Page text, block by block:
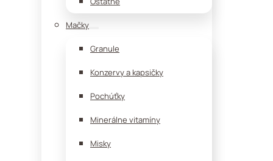
Mačky
Granule
Konzervy a kapsičky
Pochúťky
Minerálne vitamíny
Misky